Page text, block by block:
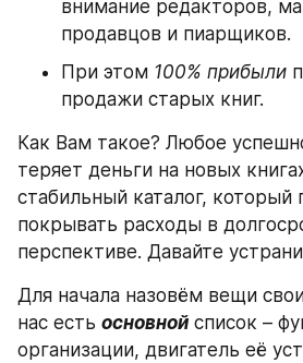
внимание редакторов,
продавцов и пиарщиков.
При этом 100% прибыли
продажи старых книг.
Как Вам такое? Любое
теряет деньги на новых
стабильный каталог,
покрывать расходы в
перспективе. Давайте
Для начала назовём вещи
нас есть основной список –
организации, двигатель её